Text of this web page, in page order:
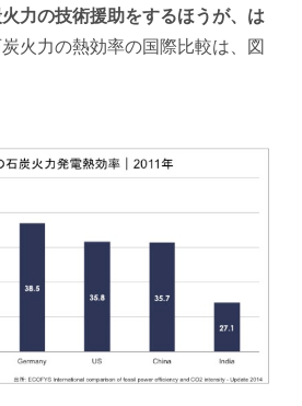
力の技術援助をするほうが、は
火力の熱効率の国際比較は、図